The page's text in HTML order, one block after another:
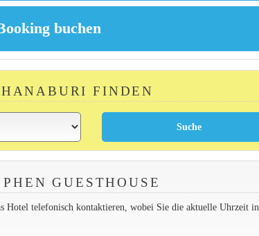
FINDEN
GUESTHOUSE
Hotel telefonisch kontaktieren, wobei Sie die aktuelle Uhrzeit in